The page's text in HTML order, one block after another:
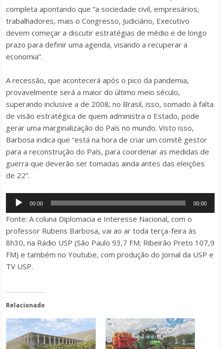
completa apontando que “a sociedade civil, empresários,
trabalhadores, mais o Congresso, Judiciário, Executivo
devem começar a discutir estratégias de médio e de longo
prazo para definir uma agenda, visando a recuperar a
economia”.
A recessão, que acontecerá após o pico da pandemia,
provavelmente será a maior do último meio século,
superando inclusive a de 2008; no Brasil, isso, somado à falta
de visão estratégica de quem administra o Estado, pode
gerar uma marginalização do País no mundo. Visto isso,
Barbosa indica que “está na hora de criar um comitê gestor
para a reconstrução do País, para coordenar as medidas de
guerra que deverão ser tomadas ainda antes das eleições
de 22”.
Tocador
de
áudio
00:00 00:00
Fonte: A coluna Diplomacia e Interesse Nacional, com o
professor Rubens Barbosa, vai ao ar toda terça-feira às
8h30, na Rádio USP (São Paulo 93,7 FM; Ribeirão Preto 107,9
FM) e também no Youtube, com produção do Jornal da USP e
TV USP.
Relacionado